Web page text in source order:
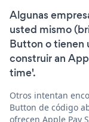
Algunas
usted mismo
Button o tienen
construir an
time'.
Otros intentan
Button de código
ofrecen Apple Pay